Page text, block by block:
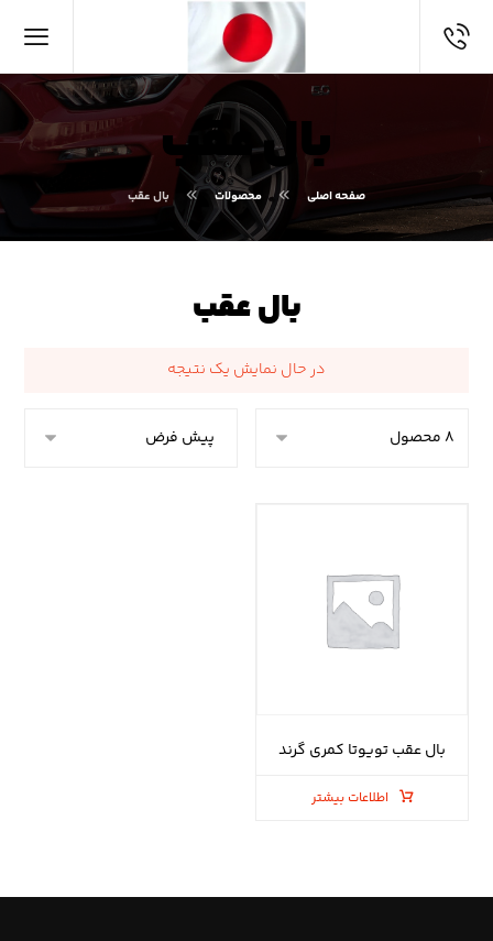
بال عقب
صفحه اصلی محصولات بال عقب
بال عقب
در حال نمایش یک نتیجه
بال عقب تویوتا کمری گرند
اطلاعات بیشتر